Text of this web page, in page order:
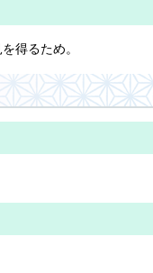
得るため。